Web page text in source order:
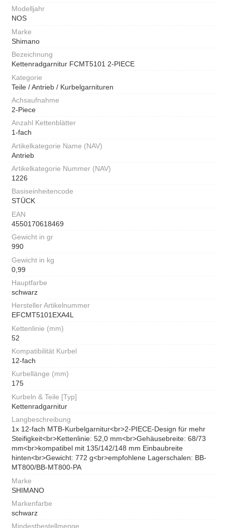
Modelljahr
NOS
Marke
Shimano
Bezeichnung
Kettenradgarnitur FCMT5101 2-PIECE
Kategorie
Teile / Antrieb / Kurbelgarnituren
Achsaufnahme
2-Piece
Anzahl Kettenblätter
1-fach
Artikelkategorie Name (NAV)
Antrieb
Artikelkategorie Nummer (NAV)
1226
Basiseinheitencode
STÜCK
EAN
4550170618469
Gewicht in gr
990
Gewicht in kg
0,99
Hauptfarbe
schwarz
Hersteller Artikelnummer
EFCMT5101EXA4L
Kettenlinie (mm)
52
Kompatibilität Kurbel
12-fach
Kurbellänge (mm)
175
Kurbeln & Teile [Typ]
Kettenradgarnitur
Langbeschreibung
1x 12-fach MTB-Kurbelgarnitur<br>2-PIECE-Design für mehr
Steifigkeit<br>Kettenlinie: 52,0 mm<br>Gehäusebreite: 68/73
mm<br>kompatibel mit 135/142/148 mm Einbaubreite
hinten<br>Gewicht: 772 g<br>empfohlene Lagerschalen: BB-
MT800/BB-MT800-PA
Marke
SHIMANO
Markenfarbe
schwarz
Mindestbestellmenge